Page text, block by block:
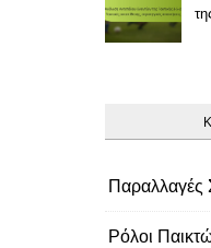
Παραλλαγές
Ρόλοι